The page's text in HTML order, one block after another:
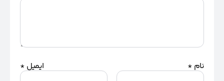
نام * ایمیل *